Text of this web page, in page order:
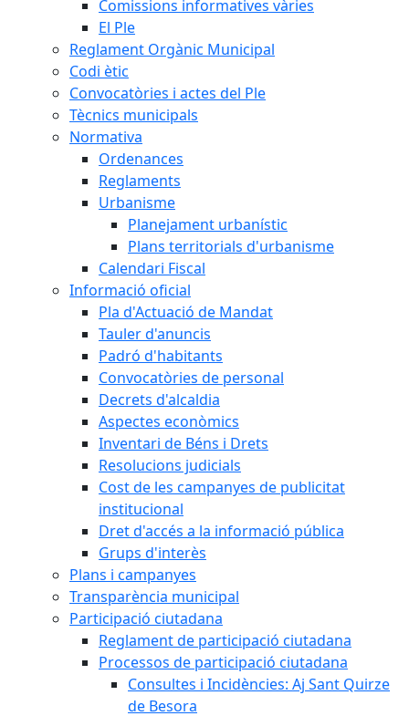
Comissions informatives vàries
El Ple
Reglament Orgànic Municipal
Codi ètic
Convocatòries i actes del Ple
Tècnics municipals
Normativa
Ordenances
Reglaments
Urbanisme
Planejament urbanístic
Plans territorials d'urbanisme
Calendari Fiscal
Informació oficial
Pla d'Actuació de Mandat
Tauler d'anuncis
Padró d'habitants
Convocatòries de personal
Decrets d'alcaldia
Aspectes econòmics
Inventari de Béns i Drets
Resolucions judicials
Cost de les campanyes de publicitat
institucional
Dret d'accés a la informació pública
Grups d'interès
Plans i campanyes
Transparència municipal
Participació ciutadana
Reglament de participació ciutadana
Processos de participació ciutadana
Consultes i Incidències: Aj Sant Quirze
de Besora